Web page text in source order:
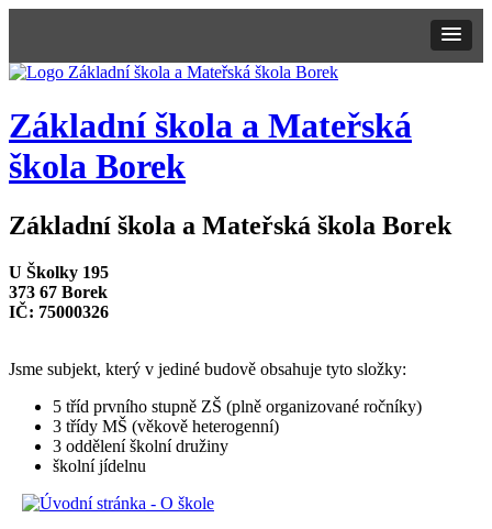
Základní škola a Mateřská
škola Borek
Základní škola a Mateřská škola Borek
U Školky 195
373 67 Borek
IČ: 75000326
Jsme subjekt, který v jediné budově obsahuje tyto složky:
5 tříd prvního stupně ZŠ (plně organizované ročníky)
3 třídy MŠ (věkově heterogenní)
3 oddělení školní družiny
školní jídelnu